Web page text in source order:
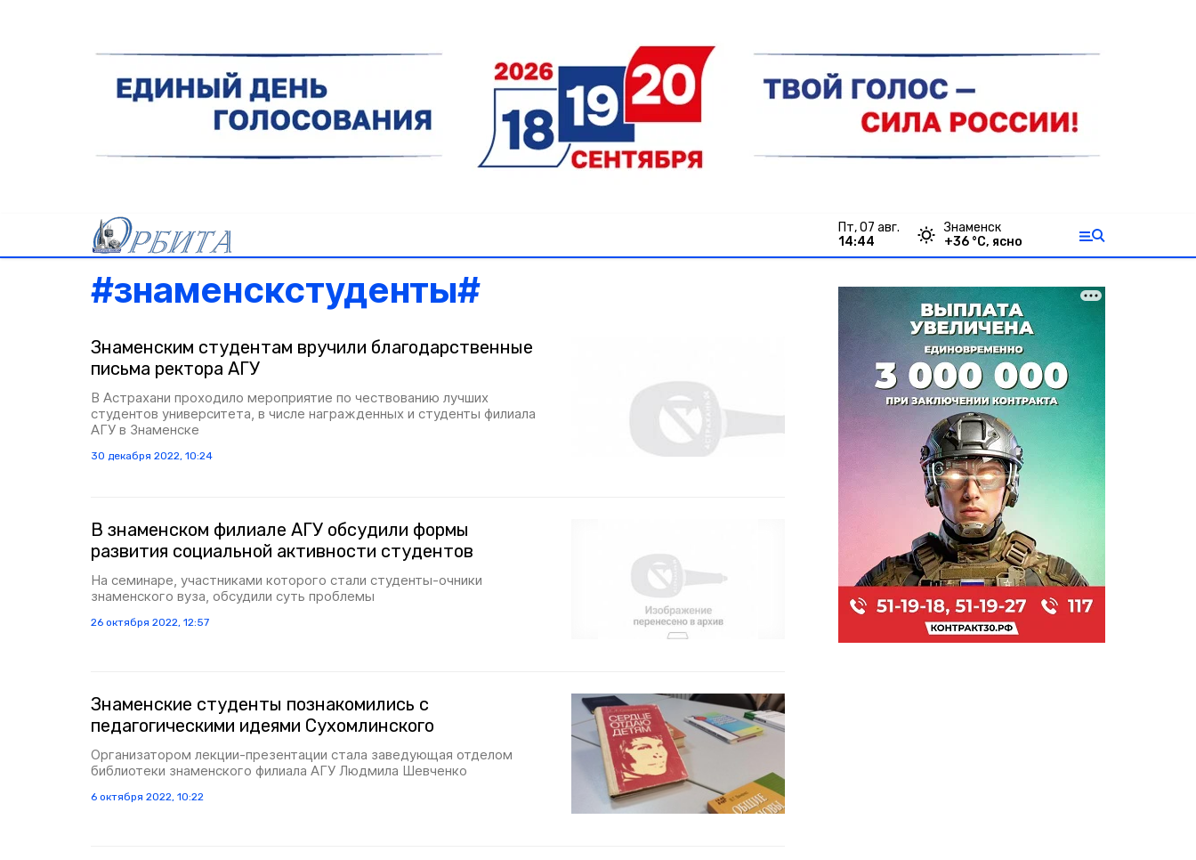
пт, 07 авг.
14:44
Знаменск
+36 °С, ясно
#знаменскстуденты#
Знаменским студентам вручили благодарственные
письма ректора АГУ
В Астрахани проходило мероприятие по чествованию лучших
студентов университета, в числе награжденных и студенты филиала
АГУ в Знаменске
30 декабря 2022, 10:24
В знаменском филиале АГУ обсудили формы
развития социальной активности студентов
На семинаре, участниками которого стали студенты-очники
знаменского вуза, обсудили суть проблемы
26 октября 2022, 12:57
Знаменские студенты познакомились с
педагогическими идеями Сухомлинского
Организатором лекции-презентации стала заведующая отделом
библиотеки знаменского филиала АГУ Людмила Шевченко
6 октября 2022, 10:22